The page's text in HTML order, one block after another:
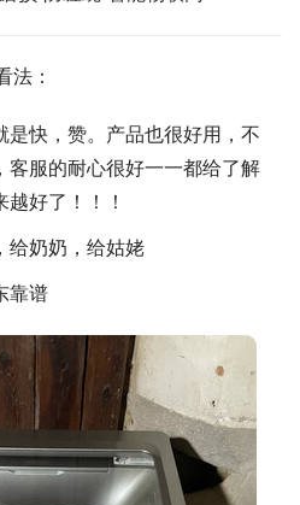
法：
是快，赞。产品也很好用，不
客服的耐心很好一一都给了解
好了！！！
给奶奶，给姑姥
靠谱